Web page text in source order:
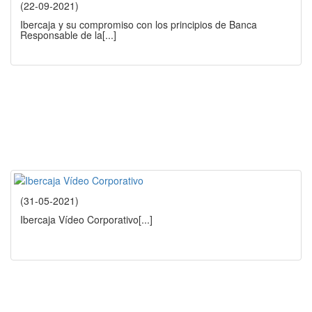
(22-09-2021)
Ibercaja y su compromiso con los principios de Banca
Responsable de la[...]
(31-05-2021)
Ibercaja Vídeo Corporativo[...]